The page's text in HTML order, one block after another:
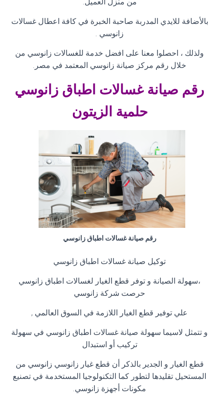
بالأضافة للايدي المدربة صاحبة الخبرة في كافة اعطال غسالات
زانوسي .
ولذلك ، احصلوا معنا على افضل خدمة للغسالات زانوسي من
خلال رقم مركز صيانة زانوسي المعتمد في مصر .
رقم صيانة غسالات اطباق زانوسي
حلمية الزيتون
رقم صيانة غسالات اطباق زانوسي
توكيل صيانة غسالات اطباق زانوسي
،سهولة الصيانة و توفر قطع الغيار لغسالات اطباق زانوسي
حرصت شركة زانوسي
علي توفير قطع الغيار اللازمة في السوق العالمي ,
و تتمثل لاسيما سهولة صيانة غسالات اطباق زانوسي في سهولة
تركيب أو استبدال
قطع الغيار و الجدير بالذكر أن قطع غيار زانوسي زانوسي من
المستحيل تقليدها لتطور كما التكنولوجيا المستخدمة في تصنيع
مكونات أجهزة زانوسي.